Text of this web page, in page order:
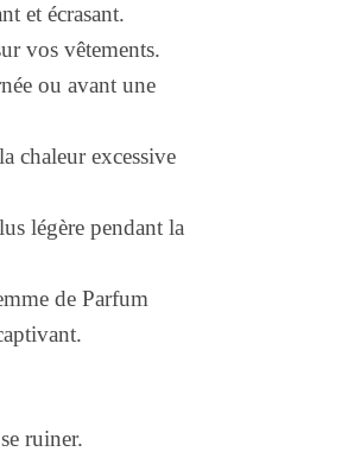
et écrasant.
vos vêtements.
ou avant une
chaleur excessive
légère pendant la
de Parfum
ruiner.